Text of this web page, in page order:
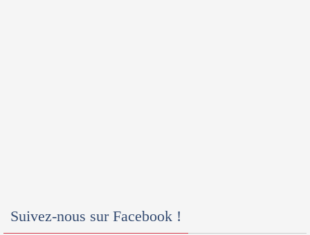
Suivez-nous sur Facebook !